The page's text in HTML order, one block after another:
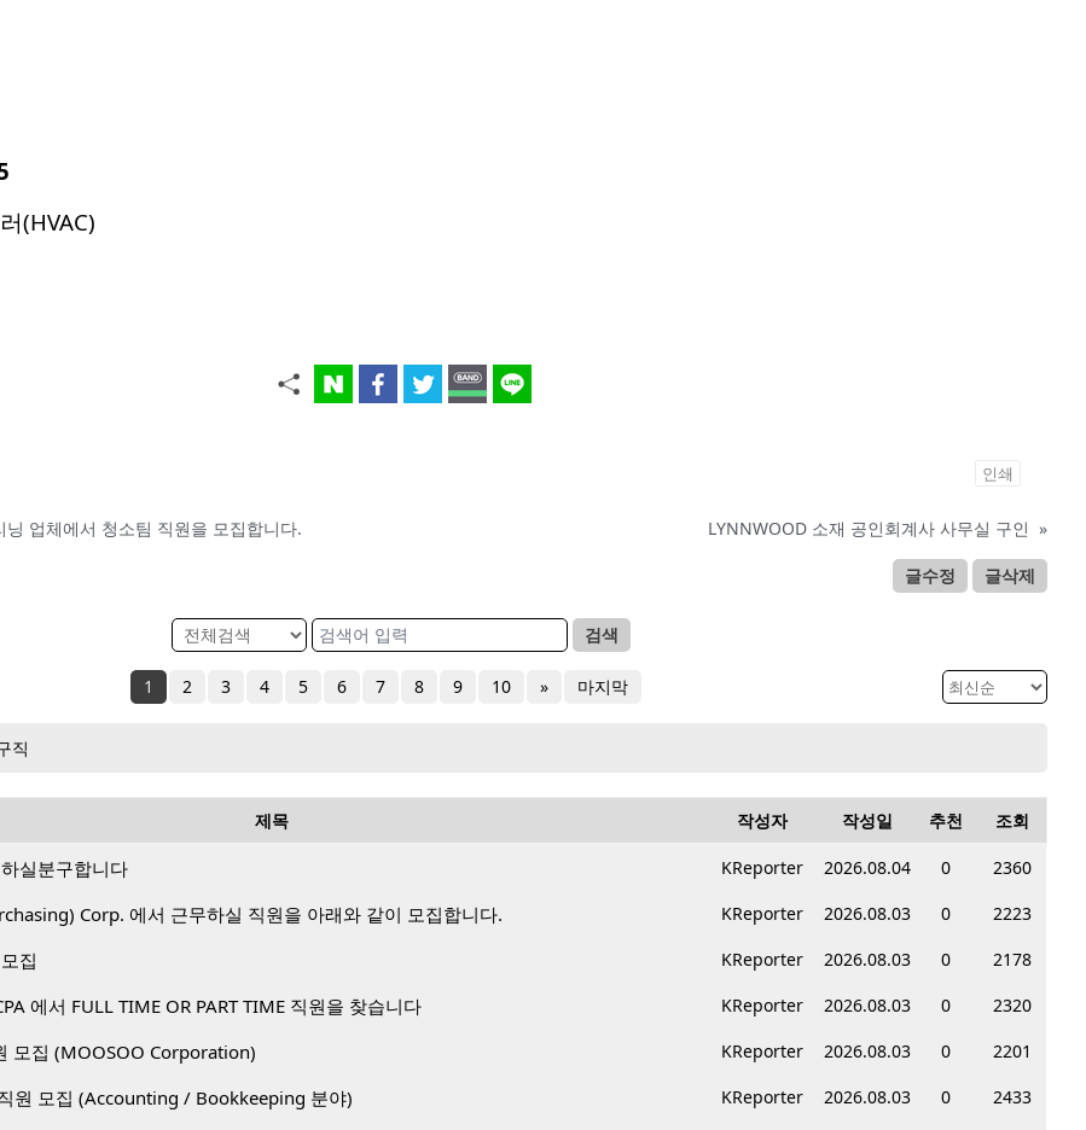
(HVAC)
인쇄
업체에서 청소팀 직원을 모집합니다. LYNNWOOD 소재 공인회계사 사무실 구인 »
글수정 글삭제
검색
1 2 3 4 5 6 7 8 9 10 » 마지막
직
제목 작성자 작성일 추천 조회
실분구합니다 KReporter 2026.08.04 0
2360
Corp. 에서 근무하실 직원을 아래와 같이 모집합니다. KReporter 2026.08.03 0
2223
집 KReporter 2026.08.03 0
2178
에서 FULL TIME OR PART TIME 직원을 찾습니다 KReporter 2026.08.03 0
2320
모집 (MOOSOO Corporation) KReporter 2026.08.03 0
2201
원 모집 (Accounting / Bookkeeping 분야) KReporter 2026.08.03 0
2433